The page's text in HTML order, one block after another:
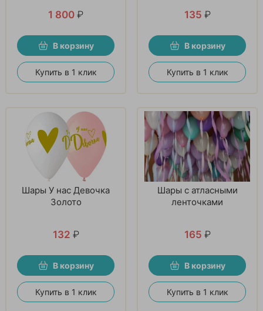
1 800 ₽
В корзину
Купить в 1 клик
135 ₽
В корзину
Купить в 1 клик
Шары У нас Девочка
Золото
132 ₽
В корзину
Купить в 1 клик
Шары с атласными
ленточками
165 ₽
В корзину
Купить в 1 клик